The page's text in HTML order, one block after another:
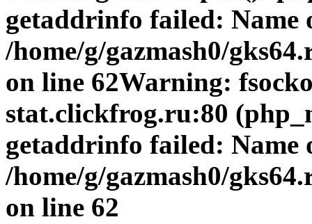
getaddrinfo failed: Name
/home/g/gazmash0/
on line 62Warning:
stat.clickfrog.ru:80
getaddrinfo failed: Name
/home/g/gazmash0/
on line 62